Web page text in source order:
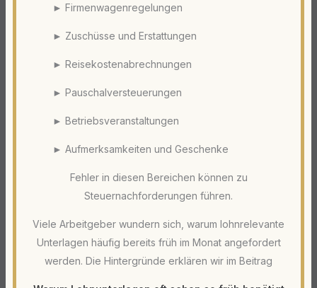
► Firmenwagenregelungen
► Zuschüsse und Erstattungen
► Reisekostenabrechnungen
► Pauschalversteuerungen
► Betriebsveranstaltungen
► Aufmerksamkeiten und Geschenke
Fehler in diesen Bereichen können zu
Steuernachforderungen führen.
Viele Arbeitgeber wundern sich, warum lohnrelevante
Unterlagen häufig bereits früh im Monat angefordert
werden. Die Hintergründe erklären wir im Beitrag